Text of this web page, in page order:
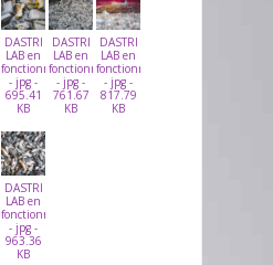
DASTRI
LAB en
fonctionnement
- jpg -
695.41
KB
DASTRI
LAB en
fonctionnement
- jpg -
761.67
KB
DASTRI
LAB en
fonctionnement
- jpg -
817.79
KB
DASTRI
LAB en
fonctionnement
- jpg -
963.36
KB